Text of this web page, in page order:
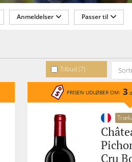
Anmeldelser Passer til
Tilbud (7)
PRISEN UDLØBER OM: 3
Cru